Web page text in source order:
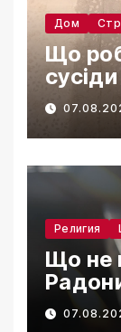
Дом
Що
сусіди
Религия
Що не